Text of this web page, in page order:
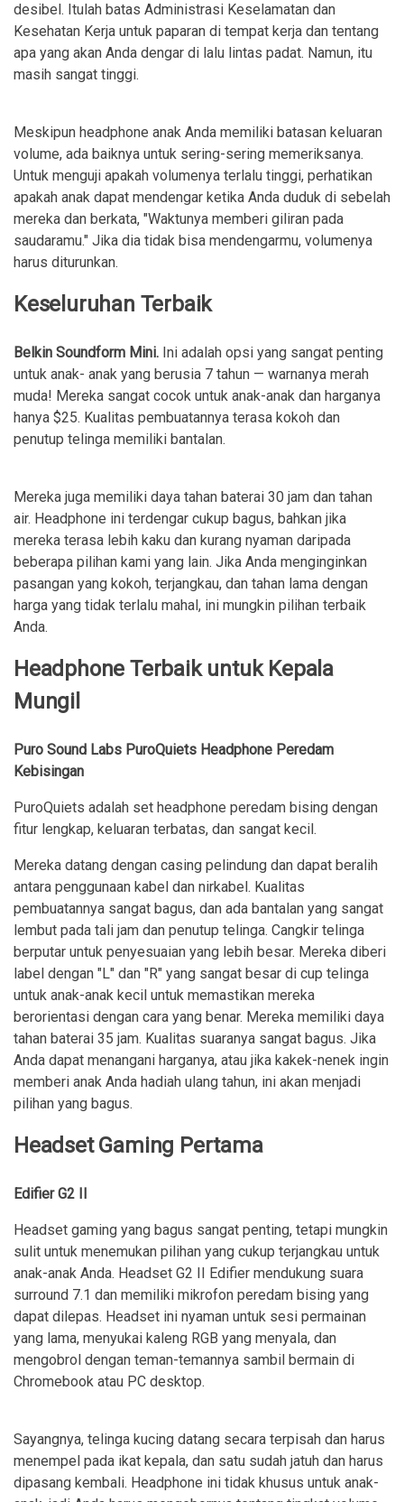
desibel. Itulah batas Administrasi Keselamatan dan
Kesehatan Kerja untuk paparan di tempat kerja dan tentang
apa yang akan Anda dengar di lalu lintas padat. Namun, itu
masih sangat tinggi.
Meskipun headphone anak Anda memiliki batasan keluaran
volume, ada baiknya untuk sering-sering memeriksanya.
Untuk menguji apakah volumenya terlalu tinggi, perhatikan
apakah anak dapat mendengar ketika Anda duduk di sebelah
mereka dan berkata, "Waktunya memberi giliran pada
saudaramu." Jika dia tidak bisa mendengarmu, volumenya
harus diturunkan.
Keseluruhan Terbaik
Belkin Soundform Mini. Ini adalah opsi yang sangat penting
untuk anak- anak yang berusia 7 tahun — warnanya merah
muda! Mereka sangat cocok untuk anak-anak dan harganya
hanya $25. Kualitas pembuatannya terasa kokoh dan
penutup telinga memiliki bantalan.
Mereka juga memiliki daya tahan baterai 30 jam dan tahan
air. Headphone ini terdengar cukup bagus, bahkan jika
mereka terasa lebih kaku dan kurang nyaman daripada
beberapa pilihan kami yang lain. Jika Anda menginginkan
pasangan yang kokoh, terjangkau, dan tahan lama dengan
harga yang tidak terlalu mahal, ini mungkin pilihan terbaik
Anda.
Headphone Terbaik untuk Kepala
Mungil
Puro Sound Labs PuroQuiets Headphone Peredam
Kebisingan
PuroQuiets adalah set headphone peredam bising dengan
fitur lengkap, keluaran terbatas, dan sangat kecil.
Mereka datang dengan casing pelindung dan dapat beralih
antara penggunaan kabel dan nirkabel. Kualitas
pembuatannya sangat bagus, dan ada bantalan yang sangat
lembut pada tali jam dan penutup telinga. Cangkir telinga
berputar untuk penyesuaian yang lebih besar. Mereka diberi
label dengan "L" dan "R" yang sangat besar di cup telinga
untuk anak-anak kecil untuk memastikan mereka
berorientasi dengan cara yang benar. Mereka memiliki daya
tahan baterai 35 jam. Kualitas suaranya sangat bagus. Jika
Anda dapat menangani harganya, atau jika kakek-nenek ingin
memberi anak Anda hadiah ulang tahun, ini akan menjadi
pilihan yang bagus.
Headset Gaming Pertama
Edifier G2 II
Headset gaming yang bagus sangat penting, tetapi mungkin
sulit untuk menemukan pilihan yang cukup terjangkau untuk
anak-anak Anda. Headset G2 II Edifier mendukung suara
surround 7.1 dan memiliki mikrofon peredam bising yang
dapat dilepas. Headset ini nyaman untuk sesi permainan
yang lama, menyukai kaleng RGB yang menyala, dan
mengobrol dengan teman-temannya sambil bermain di
Chromebook atau PC desktop.
Sayangnya, telinga kucing datang secara terpisah dan harus
menempel pada ikat kepala, dan satu sudah jatuh dan harus
dipasang kembali. Headphone ini tidak khusus untuk anak-